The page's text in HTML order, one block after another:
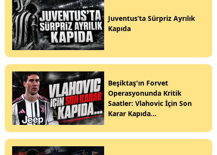
Juventus’ta Sürpriz Ayrılık
Kapıda
Beşiktaş'ın Forvet
Operasyonunda Kritik
Saatler: Vlahovic İçin Son
Karar Kapıda...